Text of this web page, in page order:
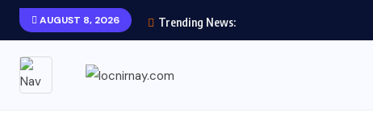
AUGUST 8, 2026 Trending News: